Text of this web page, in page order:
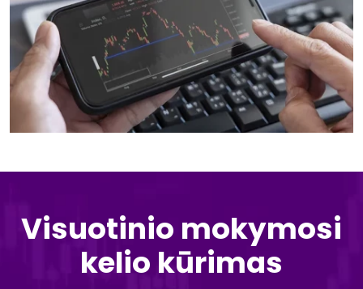
Visuotinio mokymosi
kelio kūrimas